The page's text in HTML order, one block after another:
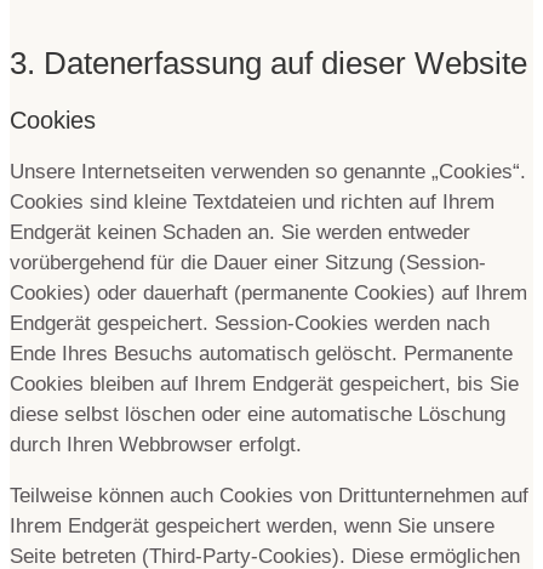
3. Datenerfassung auf dieser Website
Cookies
Unsere Internetseiten verwenden so genannte „Cookies“.
Cookies sind kleine Textdateien und richten auf Ihrem
Endgerät keinen Schaden an. Sie werden entweder
vorübergehend für die Dauer einer Sitzung (Session-
Cookies) oder dauerhaft (permanente Cookies) auf Ihrem
Endgerät gespeichert. Session-Cookies werden nach
Ende Ihres Besuchs automatisch gelöscht. Permanente
Cookies bleiben auf Ihrem Endgerät gespeichert, bis Sie
diese selbst löschen oder eine automatische Löschung
durch Ihren Webbrowser erfolgt.
Teilweise können auch Cookies von Drittunternehmen auf
Ihrem Endgerät gespeichert werden, wenn Sie unsere
Seite betreten (Third-Party-Cookies). Diese ermöglichen